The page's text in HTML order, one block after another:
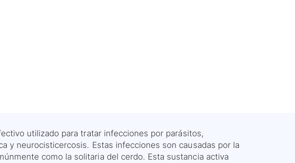
utilizado para tratar infecciones por parásitos,
y neurocisticercosis. Estas infecciones son causadas por la
como la solitaria del cerdo. Esta sustancia activa